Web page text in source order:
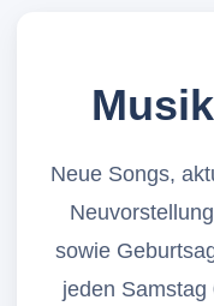
Neue Songs,
sowie
jeden